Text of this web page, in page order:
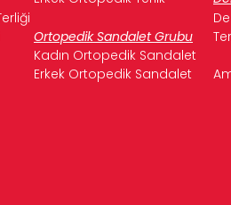
Ortopedik Sandalet Grubu
Kadın Ortopedik Sandalet
Erkek Ortopedik Sandalet